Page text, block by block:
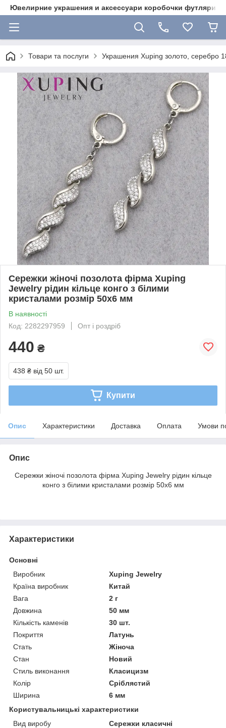
Ювелирние украшения и аксессуари коробочки футляри
Товари та послуги Украшения Xuping золото, серебро
Сережки жіночі позолота фірма Xuping
Jewelry рідин кільце конго з білими
кристалами розмір 50х6 мм
В наявності
Код: 2282297959
Опт і роздріб
440 ₴
438 ₴ від 50 шт.
Купити
Опис Характеристики Доставка Оплата Умови
Опис
Сережки жіночі позолота фірма Xuping Jewelry рідин кільце
конго з білими кристалами розмір 50х6 мм
Характеристики
Основні
Виробник
Xuping Jewelry
Країна виробник
Китай
Вага
2 г
Довжина
50 мм
Кількість каменів
30 шт.
Покриття
Латунь
Стать
Жіноча
Стан
Новий
Стиль виконання
Класицизм
Колір
Сріблястий
Ширина
6 мм
Користувальницькі характеристики
Вид виробу
Сережки класичні